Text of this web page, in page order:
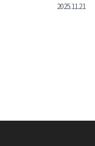
2025.11.21